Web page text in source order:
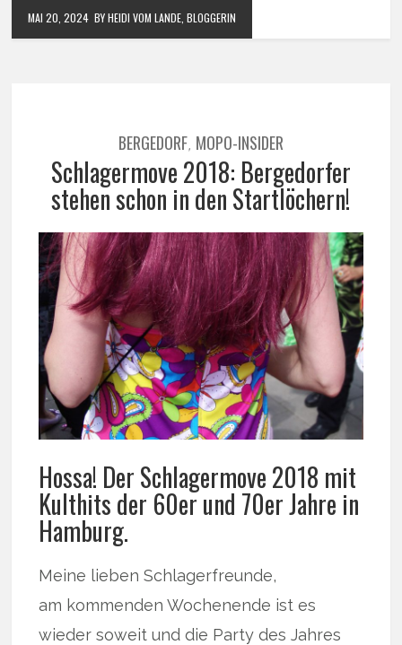
MAI 20, 2024 BY HEIDI VOM LANDE, BLOGGERIN
BERGEDORF, MOPO-INSIDER
Schlagermove 2018: Bergedorfer
stehen schon in den Startlöchern!
Hossa! Der Schlagermove 2018 mit
Kulthits der 60er und 70er Jahre in
Hamburg.
Meine lieben Schlagerfreunde,
am kommenden Wochenende ist es
wieder soweit und die Party des Jahres